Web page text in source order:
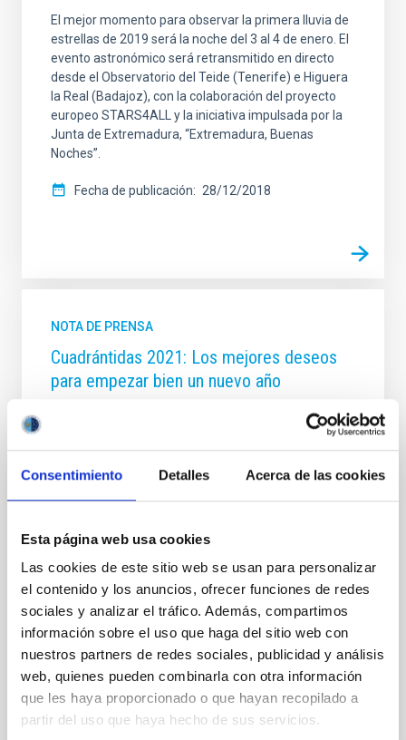
Consentimiento Detalles Acerca de las cookies
Esta página web usa cookies
Las cookies de este sitio web se usan para personalizar
el contenido y los anuncios, ofrecer funciones de redes
sociales y analizar el tráfico. Además, compartimos
información sobre el uso que haga del sitio web con
nuestros partners de redes sociales, publicidad y análisis
web, quienes pueden combinarla con otra información
que les haya proporcionado o que hayan recopilado a
partir del uso que haya hecho de sus servicios.
El mejor momento para observar la primera lluvia de
estrellas de 2019 será la noche del 3 al 4 de enero. El
evento astronómico será retransmitido en directo
desde el Observatorio del Teide (Tenerife) e Higuera
la Real (Badajoz), con la colaboración del proyecto
europeo STARS4ALL y la iniciativa impulsada por la
Junta de Extremadura, “Extremadura, Buenas
Noches”.
Fecha de publicación 28/12/2018
NOTA DE PRENSA
Cuadrántidas 2021: Los mejores deseos
para empezar bien un nuevo año
Este evento astronómico será retransmitido en
directo la madrugada del 3 de enero desde los
Observatorios de Canarias, a través del canal sky-
live.tv, con la colaboración del proyecto europeo
Gemínidas 2020 (la última gran lluvia de estrellas del
año), las expectativas para las Cuadrántidas son muy
altas. Aunque, en esta ocasión, la Luna dificultará la
visión de los meteoros más débiles. Generalmente,
Gemínidas y Cuadrántidas presentan una actividad
que roza
Fecha de publicación 31/12/2020